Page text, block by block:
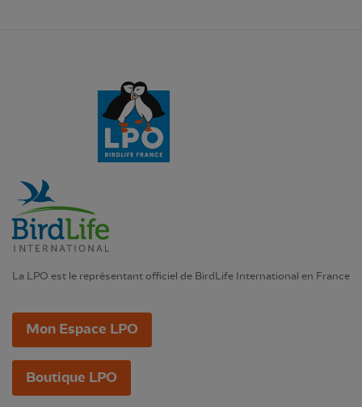
La LPO est le représentant officiel de BirdLife International en France
Mon Espace LPO
Boutique LPO